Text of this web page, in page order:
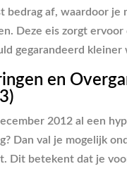
bedrag af, waardoor je
Deze eis zorgt ervoor
gegarandeerd kleiner
en
2012 al een
Dan val je mogelijk
Dit betekent dat je